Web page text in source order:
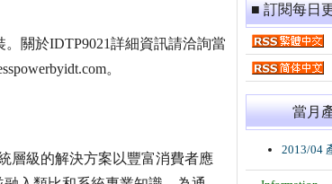
關於IDTP9021詳細資訊請洽詢當
。
層級的解決方案以豐富消費者應
■ 訂閱每日
當月
2013/04